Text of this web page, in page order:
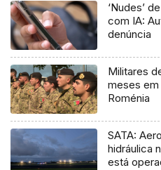
‘Nudes’
com IA:
denúncia
Militares
meses em
Roménia
SATA:
hidráulica
está